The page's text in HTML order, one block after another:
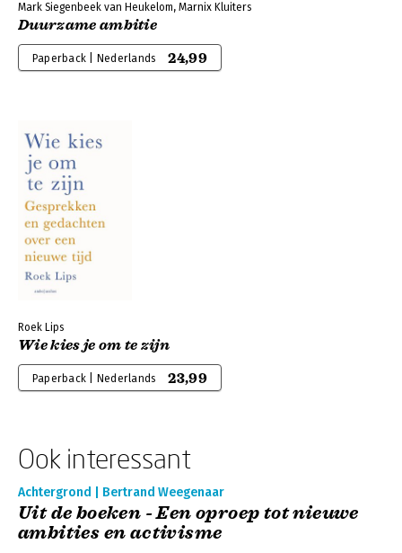
Mark Siegenbeek van Heukelom, Marnix Kluiters
Duurzame ambitie
Paperback | Nederlands 24,99
Roek Lips
Wie kies je om te zijn
Paperback | Nederlands 23,99
Ook interessant
Achtergrond | Bertrand Weegenaar
Uit de boeken - Een oproep tot nieuwe
ambities en activisme